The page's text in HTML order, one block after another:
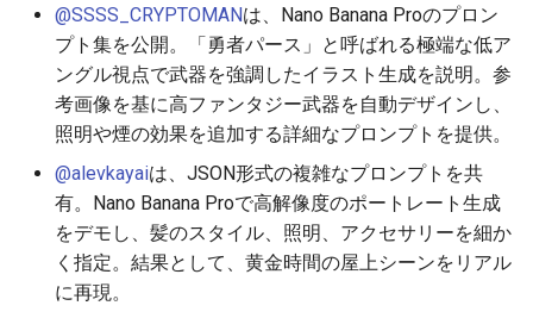
2026-06-28
2026-06-26
2026-06-25
2026-06-24
2025-12-12
2025-12-11
2025-12-10
2025-12-09
2026-06-28
2026-06-26
2026-06-25
2026-06-24
2025-12-12
2025-12-11
2025-12-10
2025-12-09
2026-03-01
2026-02-22
2026-02-15
2026-02-08
2026-03-01
2026-02-22
2026-02-15
2026-02-08
2026-03-01
2026-02-22
2026-02-15
2026-02-08
2026-06-26
2026-06-25
2026-06-24
2026-06-23
2026-06-21
2026-03-01
2026-02-22
2026-02-15
2026-02-08
2026-02-22
2026-02-15
2026-02-08
2026-02-01
2026-06-25
2026-06-24
2026-06-23
2026-06-22
2025-12-12
2025-12-11
2025-12-10
2025-12-09
2026-03-01
2026-02-22
2026-02-15
2026-02-08
2026-06-27
2026-06-26
2026-06-25
2026-06-24
2026-06-23
2026-06-22
2026-06-21
2026-06-20
@SSSS_CRYPTOMANは、Nano Banana Proのプロン
プト集を公開。「勇者パース」と呼ばれる極端な低ア
ングル視点で武器を強調したイラスト生成を説明。参
考画像を基に高ファンタジー武器を自動デザインし、
照明や煙の効果を追加する詳細なプロンプトを提供。
@alevkayaiは、JSON形式の複雑なプロンプトを共
有。Nano Banana Proで高解像度のポートレート生成
をデモし、髪のスタイル、照明、アクセサリーを細か
く指定。結果として、黄金時間の屋上シーンをリアル
に再現。